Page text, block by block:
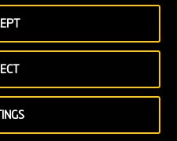
que visitar en la
Costa Turquesa de